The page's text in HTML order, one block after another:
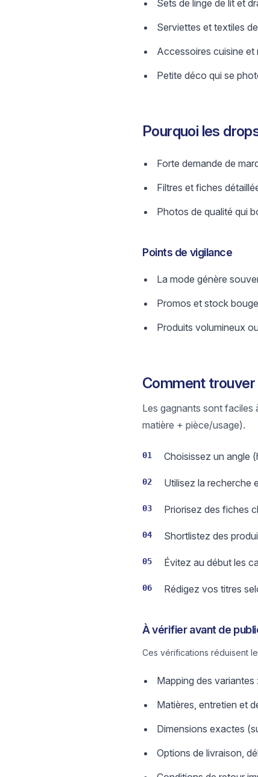
Sets de linge de lit et
Serviettes et textiles
Accessoires cuisine et
Petite déco qui se
Pourquoi les
Forte demande de
Filtres et fiches
Photos de qualité qui
Points de vigilance
La mode génère
Promos et stock
Produits volumineux
Comment
Les gagnants sont faciles
matière + pièce/usage).
01 Choisissez un angle
02 Utilisez la recherche
03 Priorisez des fiches
04 Shortlistez des
05 Évitez au début les
06 Rédigez vos titres
À vérifier avant de
Ces vérifications réduisent
Mapping des
Matières, entretien et
Dimensions exactes
Options de livraison,